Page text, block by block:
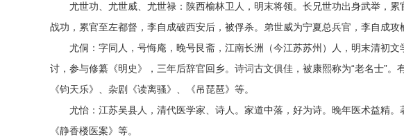
尤世功、尤世威、尤世禄：陕西榆林卫人，明末将领。长兄世功出身武举，累
战功，累官至左都督，李自成破西安后，被俘杀。弟世威为宁夏总兵官，李自成攻
尤侗：字同人，号悔庵，晚号艮斋，江南长洲（今江苏苏州）人，明末清初文
讨，参与修纂《明史》，三年后辞官回乡。 诗词古文俱佳，被康熙称为“老名士”
《钧天乐》、杂剧《读离骚》、《吊琵琶》等。
尤怡：江苏吴县人，清代医学家、诗人。家道中落，好为诗。晚年医术益精。
《静香楼医案》等。